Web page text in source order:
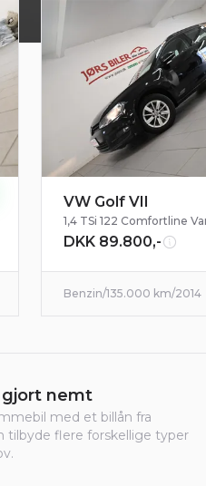
VW Golf VII
1,4 TSi 122 Comfortline
DKK 89.800,-
Benzin/135.000 km/2014
gjort nemt
med et billån fra
tilbyde flere forskellige typer